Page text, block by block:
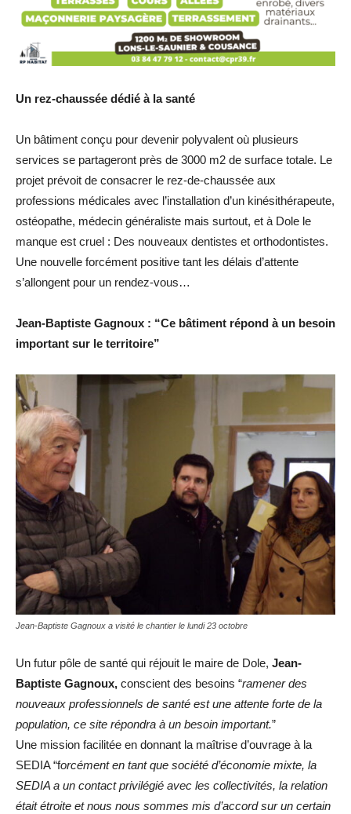
Un rez-chaussée dédié à la santé
Un bâtiment conçu pour devenir polyvalent où plusieurs
services se partageront près de 3000 m2 de surface totale. Le
projet prévoit de consacrer le rez-de-chaussée aux
professions médicales avec l’installation d’un kinésithérapeute,
ostéopathe, médecin généraliste mais surtout, et à Dole le
manque est cruel : Des nouveaux dentistes et orthodontistes.
Une nouvelle forcément positive tant les délais d’attente
s’allongent pour un rendez-vous…
Jean-Baptiste Gagnoux : “Ce bâtiment répond à un besoin
important sur le territoire”
Jean-Baptiste Gagnoux a visité le chantier le lundi 23 octobre
Un futur pôle de santé qui réjouit le maire de Dole, Jean-
Baptiste Gagnoux, conscient des besoins “ramener des
nouveaux professionnels de santé est une attente forte de la
population, ce site répondra à un besoin important.”
Une mission facilitée en donnant la maîtrise d’ouvrage à la
SEDIA “forcément en tant que société d’économie mixte, la
SEDIA a un contact privilégié avec les collectivités, la relation
était étroite et nous nous sommes mis d’accord sur un certain